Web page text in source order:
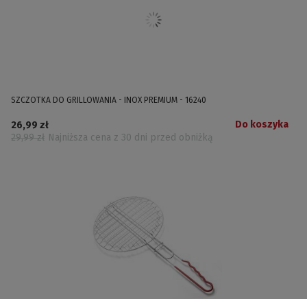
SZCZOTKA DO GRILLOWANIA - INOX PREMIUM - 16240
26,99 zł
29,99 zł Najniższa cena z 30 dni przed obniżką
Do koszyka